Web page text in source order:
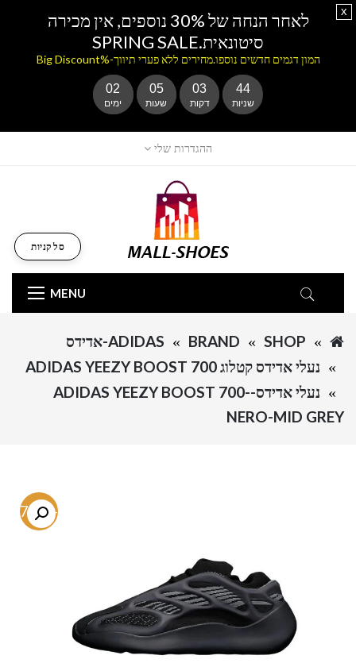
ההגדרות שלי
MENU
סל קניות
SHOP
BRAND
ADIDAS-אדידס
נעלי אדידס קטלוג ADIDAS YEEZY BOOST 700
נעלי אדידס-ADIDAS YEEZY BOOST 700-
NERO-MID GREY
-67.9%
לאחר הנחה של 30% נוספים, אין מכירה
סיטונאית.SPRING SALE
המון דגמים חדשים נוספו.מחירים ללא פערי תיווך-%Big Discount
02
ימים
05
שעות
03
דקות
44
שניות
x